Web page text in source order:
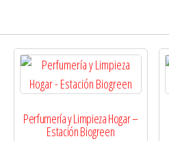
Perfumería y Limpieza Hogar –
Estación Biogreen